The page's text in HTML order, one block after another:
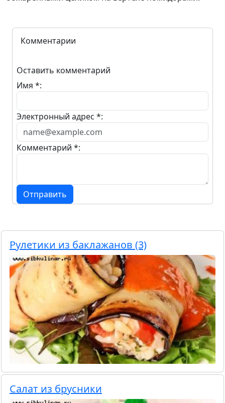
Комментарии
Оставить комментарий
Имя *:
Электронный адрес *:
Комментарий *:
Отправить
Рулетики из баклажанов (3)
Салат из брусники